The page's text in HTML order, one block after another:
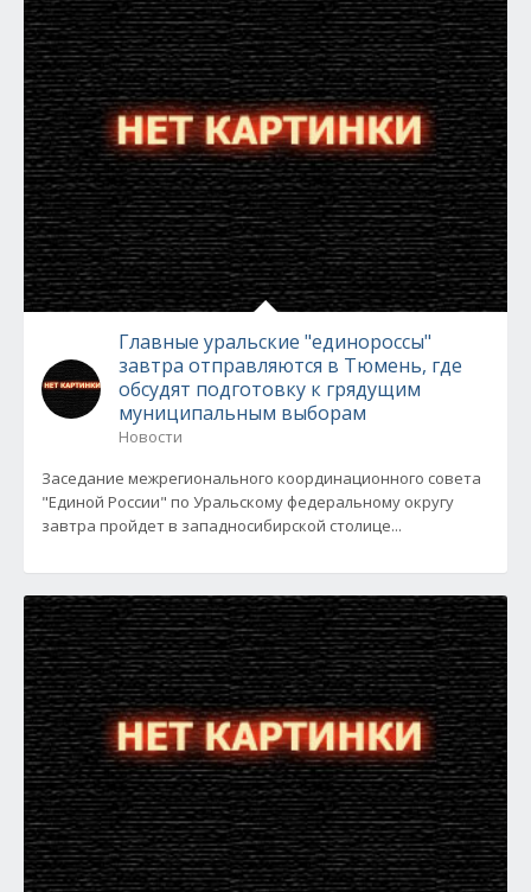
Главные уральские "единороссы"
завтра отправляются в Тюмень, где
обсудят подготовку к грядущим
муниципальным выборам
Новости
Заседание межрегионального координационного совета
"Единой России" по Уральскому федеральному округу
завтра пройдет в западносибирской столице...